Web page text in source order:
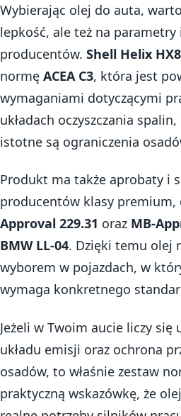
Wybierając olej do auta,
lepkość, ale też na parametry
producentów. Shell Helix HX8
normę ACEA C3, która jest
wymaganiami dotyczącymi
układach oczyszczania
istotne są ograniczenia
Produkt ma także aprobaty i
producentów klasy premium,
Approval 229.31 oraz MB-
BMW LL-04. Dzięki temu olej
wyborem w pojazdach, w
wymaga konkretnego
Jeżeli w Twoim aucie liczy
układu emisji oraz ochrona
osadów, to właśnie zestaw
praktyczną wskazówkę, że